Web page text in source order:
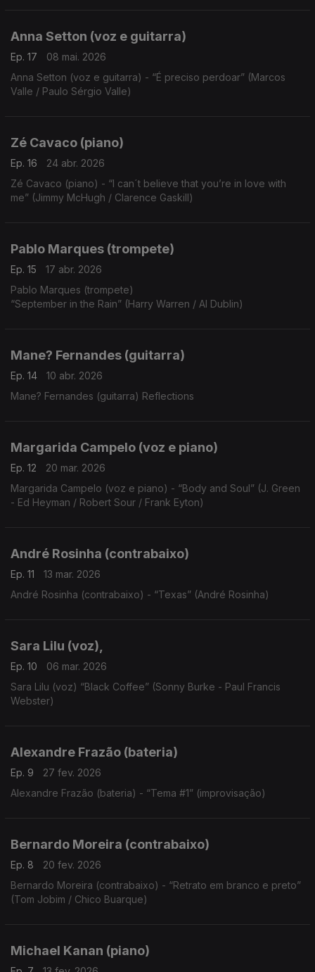
Anna Setton (voz e guitarra)
Ep. 17
08 mai. 2026
Anna Setton (voz e guitarra) - “É preciso perdoar” (Marcos
Valle / Paulo Sérgio Valle)
Zé Cavaco (piano)
Ep. 16
24 abr. 2026
Zé Cavaco (piano) - “I can´t believe that you’re in love with
me” (Jimmy McHugh / Clarence Gaskill)
Pablo Marques (trompete)
Ep. 15
17 abr. 2026
Pablo Marques (trompete)
“September in the Rain” (Harry Warren / Al Dublin)
Mane? Fernandes (guitarra)
Ep. 14
10 abr. 2026
Mane? Fernandes (guitarra) Reflections
Margarida Campelo (voz e piano)
Ep. 12
20 mar. 2026
Margarida Campelo (voz e piano) - “Body and Soul” (J. Green
- Ed Heyman / Robert Sour / Frank Eyton)
André Rosinha (contrabaixo)
Ep. 11
13 mar. 2026
André Rosinha (contrabaixo) - “Texas” (André Rosinha)
Sara Lilu (voz),
Ep. 10
06 mar. 2026
Sara Lilu (voz) “Black Coffee” (Sonny Burke - Paul Francis
Webster)
Alexandre Frazão (bateria)
Ep. 9
27 fev. 2026
Alexandre Frazão (bateria) - “Tema #1” (improvisação)
Bernardo Moreira (contrabaixo)
Ep. 8
20 fev. 2026
Bernardo Moreira (contrabaixo) - “Retrato em branco e preto”
(Tom Jobim / Chico Buarque)
Michael Kanan (piano)